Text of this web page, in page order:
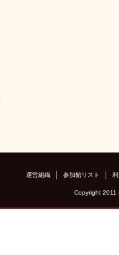
運営組織 参加館リスト
Copyright 2011